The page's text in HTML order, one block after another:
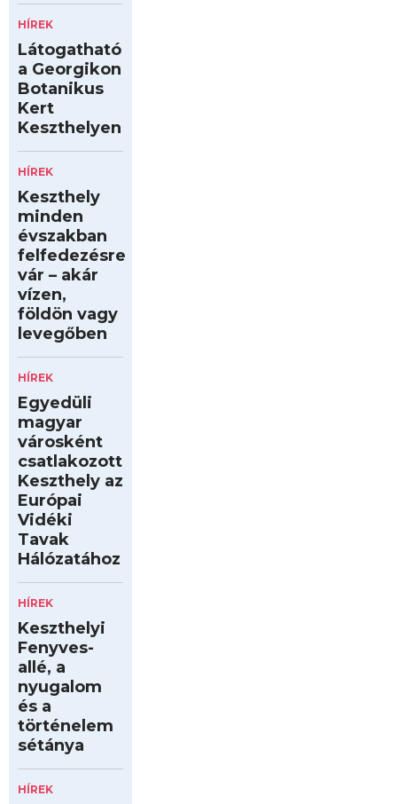
HÍREK
Látogatható
a Georgikon
Botanikus
Kert
Keszthelyen
HÍREK
Keszthely
minden
évszakban
felfedezésre
vár – akár
vízen,
földön vagy
levegőben
HÍREK
Egyedüli
magyar
városként
csatlakozott
Keszthely az
Európai
Vidéki
Tavak
Hálózatához
HÍREK
Keszthelyi
Fenyves-
allé, a
nyugalom
és a
történelem
sétánya
HÍREK